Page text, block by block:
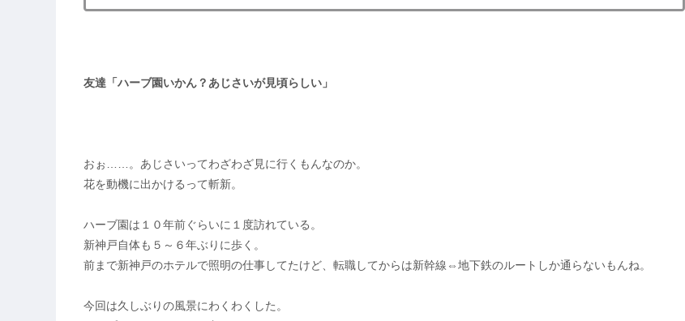
友達「ハーブ園いかん？あじさいが見頃らしい」
おぉ……。あじさいってわざわざ見に行くもんなのか。
花を動機に出かけるって斬新。
ハーブ園は１０年前ぐらいに１度訪れている。
新神戸自体も５～６年ぶりに歩く。
前まで新神戸のホテルで照明の仕事してたけど、転職してからは新幹線⇔地下鉄のルートしか通らないもんね。
今回は久しぶりの風景にわくわくした。